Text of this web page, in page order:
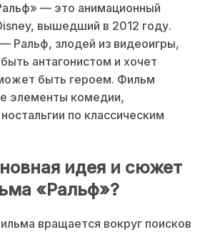
— это анимационный
вышедший в 2012 году.
Ральф, злодей из видеоигры,
антагонистом и хочет
быть героем. Фильм
элементы комедии,
по классическим
идея и сюжет
«Ральф»?
вращается вокруг поисков